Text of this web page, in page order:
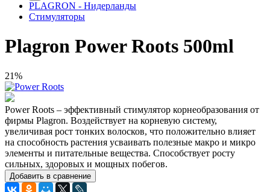
PLAGRON - Нидерланды
Стимуляторы
Plagron Power Roots 500ml
21%
Power Roots – эффективный стимулятор корнеобразования от
фирмы Plagron. Воздействует на корневую систему,
увеличивая рост тонких волосков, что положительно влияет
на способность растения усваивать полезные макро и микро
элементы и питательные вещества. Способствует росту
сильных, здоровых и мощных побегов.
Добавить в сравнение